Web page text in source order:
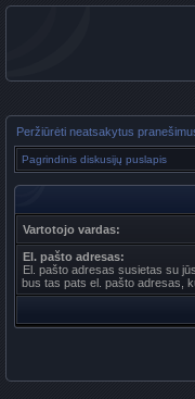
Peržiūrėti neatsakytus
Pagrindinis diskusijų puslapis
Vartotojo vardas:
El. pašto adresas:
El. pašto adresas susietas su
bus tas pats el. pašto adresas,